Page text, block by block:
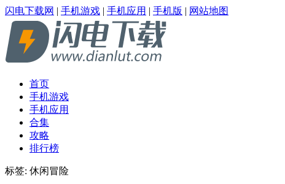
闪电下载网 | 手机游戏 | 手机应用 | 手机版 | 网站地图
首页
手机游戏
手机应用
合集
攻略
排行榜
标签: 休闲冒险